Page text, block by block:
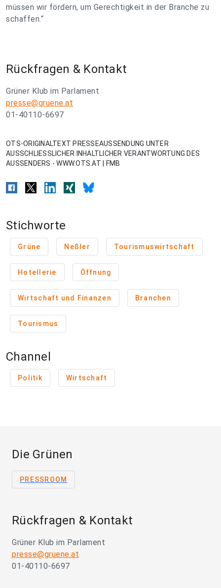
müssen wir fördern, um Gerechtigkeit in der Branche zu
schaffen.“
Rückfragen & Kontakt
Grüner Klub im Parlament
presse@gruene.at
01-40110-6697
OTS-ORIGINALTEXT PRESSEAUSSENDUNG UNTER
AUSSCHLIESSLICHER INHALTLICHER VERANTWORTUNG DES
AUSSENDERS - WWW.OTS.AT | FMB
Stichworte
Grüne Neßler Tourismuswirtschaft
Hotellerie Öffnung
Wirtschaft und Finanzen Branchen
Tourismus
Channel
Politik Wirtschaft
Die Grünen
PRESSROOM
Rückfragen & Kontakt
Grüner Klub im Parlament
presse@gruene.at
01-40110-6697